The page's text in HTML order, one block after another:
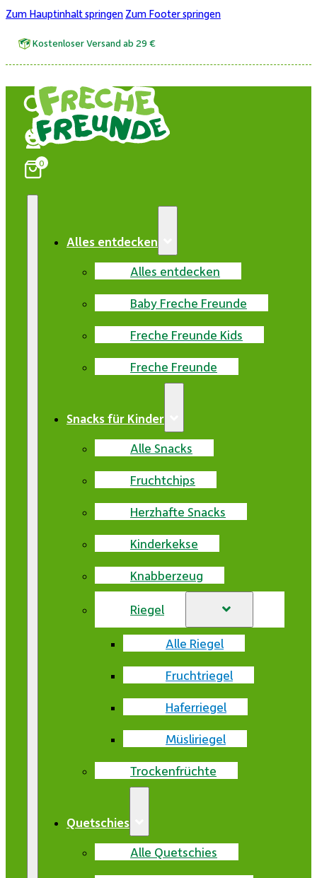
Zum Hauptinhalt springen Zum Footer springen
Kostenloser Versand ab 29 €
0
Alles entdecken
Alles entdecken
Baby Freche Freunde
Freche Freunde Kids
Freche Freunde
Snacks für Kinder
Alle Snacks
Fruchtchips
Herzhafte Snacks
Kinderkekse
Knabberzeug
Riegel
Alle Riegel
Fruchtriegel
Haferriegel
Müsliriegel
Trockenfrüchte
Quetschies
Alle Quetschies